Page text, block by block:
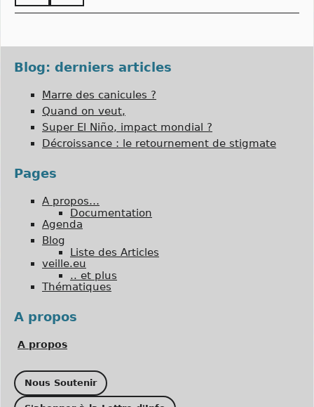
Blog: derniers articles
Marre des canicules ?
Quand on veut,
Super El Niño, impact mondial ?
Décroissance : le retournement de stigmate
Pages
A propos…
Documentation
Agenda
Blog
Liste des Articles
veille.eu
.. et plus
Thématiques
A propos
A propos
Nous Soutenir